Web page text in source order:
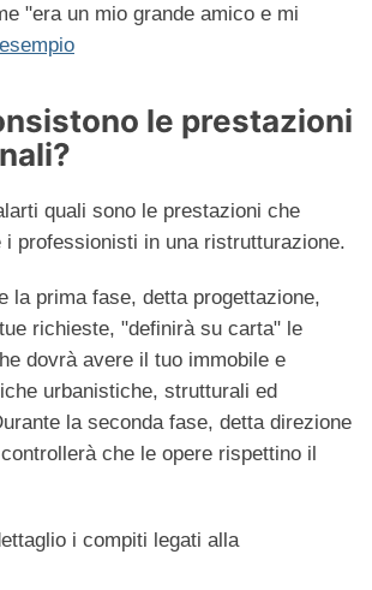
"era un mio grande amico e mi
le prestazioni
quali sono le prestazioni che
i professionisti in una ristrutturazione.
la prima fase, detta progettazione,
richieste, "definirà su carta" le
dovrà avere il tuo immobile e
urbanistiche, strutturali ed
la seconda fase, detta direzione
che le opere rispettino il
i compiti legati alla